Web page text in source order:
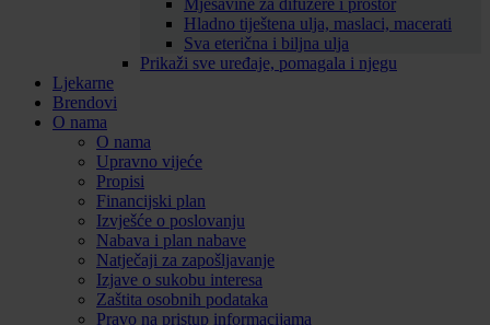
Mješavine za difuzere i prostor
Hladno tiještena ulja, maslaci, macerati
Sva eterična i biljna ulja
Prikaži sve uređaje, pomagala i njegu
Ljekarne
Brendovi
O nama
O nama
Upravno vijeće
Propisi
Financijski plan
Izvješće o poslovanju
Nabava i plan nabave
Natječaji za zapošljavanje
Izjave o sukobu interesa
Zaštita osobnih podataka
Pravo na pristup informacijama